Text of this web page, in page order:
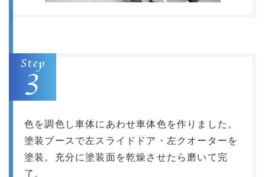
色を調色し車体にあわせ車体色を作りました。
塗装ブースで左スライドドア・左クオーターを
塗装。充分に塗装面を乾燥させたら磨いて完
了。